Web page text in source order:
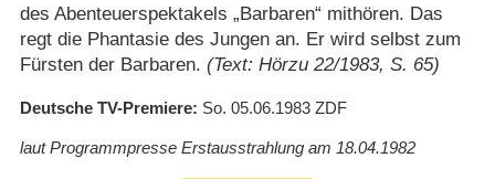
des Abenteuerspektakels „Barbaren“ mithören. Das
regt die Phantasie des Jungen an. Er wird selbst zum
Fürsten der Barbaren. (Text: Hörzu 22/1983, S. 65)
Deutsche TV-Premiere So. 05.06.1983 ZDF
laut Programmpresse Erstausstrahlung am 18.04.1982